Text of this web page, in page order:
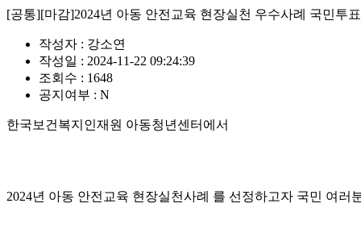
[공통][마감]2024년 아동 안전교육 현장실천 우수사례 국민투표
작성자 : 강소연
작성일 : 2024-11-22 09:24:39
조회수 : 1648
공지여부 : N
한국보건복지인재원 아동청년센터에서
2024년 아동 안전교육 현장실천사례 를 선정하고자 국민 여러